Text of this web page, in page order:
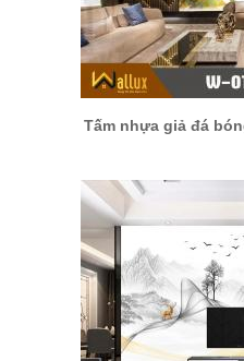
Tấm nhựa giả đá